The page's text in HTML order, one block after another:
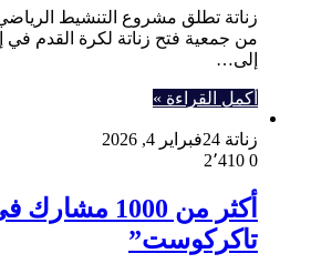
زناتة تطلق مشروع التنشيط
من جمعية فتح زناتة لكرة القدم في
إلى…
أكمل القراءة »
زناتة 24
فبراير 4, 2026
0
أكثر من 1000
تاكركوست”